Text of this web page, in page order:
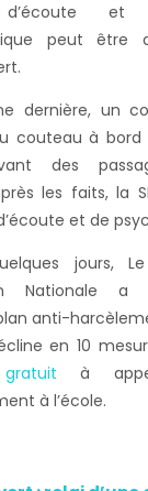
d’écoute et
peut être
dernière, un
couteau à bord
des
les faits, la
et de
jours,
Nationale a
anti-
en 10
à
à l’école.